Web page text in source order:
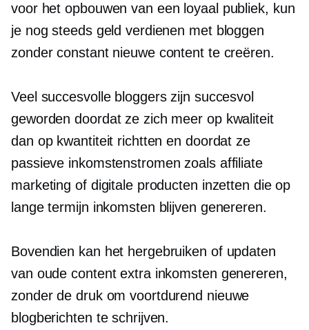
voor het opbouwen van een loyaal publiek, kun
je nog steeds geld verdienen met bloggen
zonder constant nieuwe content te creëren.
Veel succesvolle bloggers zijn succesvol
geworden doordat ze zich meer op kwaliteit
dan op kwantiteit richtten en doordat ze
passieve inkomstenstromen zoals affiliate
marketing of digitale producten inzetten die op
lange termijn inkomsten blijven genereren.
Bovendien kan het hergebruiken of updaten
van oude content extra inkomsten genereren,
zonder de druk om voortdurend nieuwe
blogberichten te schrijven.